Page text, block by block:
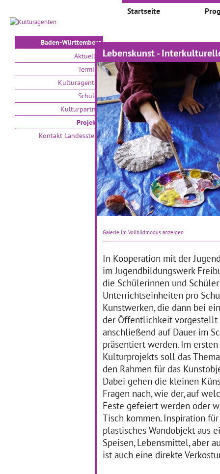
Lebenskunst -
Galerie im Vollbildmodus anzeigen
In Kooperation mit der
im Jugendbildungswerk
die Schülerinnen und
Unterrichtseinheiten pro
Kunstwerken, die dann bei
der Öffentlichkeit vorgestellt
anschließend auf Dauer im
präsentiert werden. Im ersten
Kulturprojekts soll das
den Rahmen für das
Dabei gehen die kleinen
Fragen nach, wie der, auf
Feste gefeiert werden oder
Tisch kommen. Inspiration
plastisches Wandobjekt aus
Speisen, Lebensmittel, aber
ist auch eine direkte
Baden-Württemberg
Aktuelles
Termine
Kulturagenten
Schulen
Kulturpartner
Projekte
Kontakt Landesstelle
Startseite
Projekte
Auswählen nach:
Kleine Künstler auf
großer Bühne
01.09.2016–31.05.2018
der Schneeburgschule
Im Rahmen des
Kulturagentenprogramms
werden die dritten und
vierten Klassen in den
regelmäßig an… mehr
Im
Mehr Märchen!
01.09.2016–31.12.2016
Im vergangenen Herbst und
Winter widmete sich die
Klassenstufe Drei der
Gerhart-Hauptmann-Schule
in Heilbronn ganz dem
Thema Märchen. Drei
künstlerische Sparten,
nämlich Literatur, Bildende
Kunst… mehr